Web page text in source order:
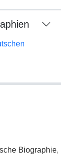
Biographie,